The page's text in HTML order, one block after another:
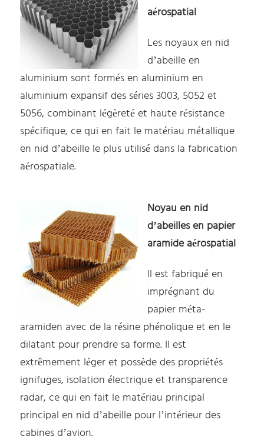
aérospatial
Les noyaux en nid
d’abeille en
aluminium sont formés en aluminium en
aluminium expansif des séries 3003, 5052 et
5056, combinant légèreté et haute résistance
spécifique, ce qui en fait le matériau métallique
en nid d’abeille le plus utilisé dans la fabrication
aérospatiale.
Noyau en nid
d’abeilles en papier
aramide aérospatial
Il est fabriqué en
imprégnant du
papier méta-
aramiden avec de la résine phénolique et en le
dilatant pour prendre sa forme. Il est
extrêmement léger et possède des propriétés
ignifuges, isolation électrique et transparence
radar, ce qui en fait le matériau principal
principal en nid d’abeille pour l’intérieur des
cabines d’avion.